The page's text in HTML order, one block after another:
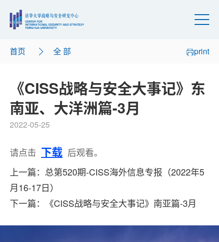
首页 全 部 print
《CISS战略与安全大事记》东
南亚、大洋洲篇-3月
2022-05-25
请点击 下载 后观看。
上一篇：总第520期-CISS海外信息专报（2022年5
月16-17日）
下一篇：《CISS战略与安全大事记》南亚篇-3月